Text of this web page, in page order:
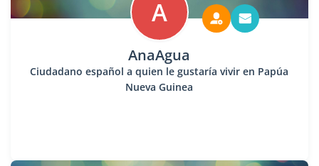
A
AnaAgua
Ciudadano español a quien le gustaría vivir en Papúa
Nueva Guinea